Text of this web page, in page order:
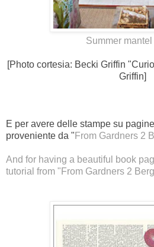
Summer
[Photo cortesia: Becki Griffin
Griffin]
E per avere delle stampe su
proveniente da " From Gardners 2
And for having a beautiful book
tutorial from " From Gardners 2